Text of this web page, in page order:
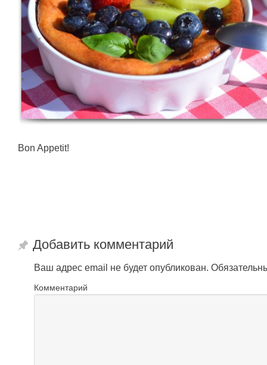
Bon Appetit!
Добавить комментарий
Ваш адрес email не будет опубликован.
Комментарий